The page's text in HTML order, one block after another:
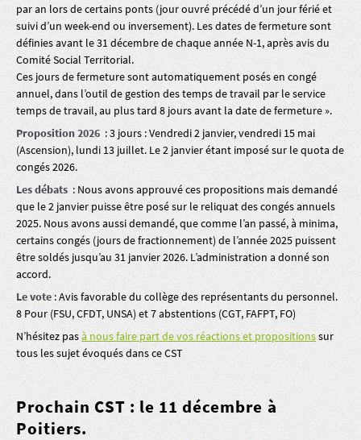
par an lors de certains ponts (jour ouvré précédé d’un jour férié et
suivi d’un week-end ou inversement). Les dates de fermeture sont
définies avant le 31 décembre de chaque année N-1, après avis du
Comité Social Territorial.
Ces jours de fermeture sont automatiquement posés en congé
annuel, dans l’outil de gestion des temps de travail par le service
temps de travail, au plus tard 8 jours avant la date de fermeture ».
Proposition 2026 : 3 jours : Vendredi 2 janvier, vendredi 15 mai
(Ascension), lundi 13 juillet. Le 2 janvier étant imposé sur le quota de
congés 2026.
Les débats : Nous avons approuvé ces propositions mais demandé
que le 2 janvier puisse être posé sur le reliquat des congés annuels
2025. Nous avons aussi demandé, que comme l’an passé, à minima,
certains congés (jours de fractionnement) de l’année 2025 puissent
être soldés jusqu’au 31 janvier 2026. L’administration a donné son
accord.
Le vote : Avis favorable du collège des représentants du personnel.
8 Pour (FSU, CFDT, UNSA) et 7 abstentions (CGT, FAFPT, FO)
N’hésitez pasà nous faire part de vos réactions et propositionssur
tous les sujet évoqués dans ce CST
Prochain CST : le 11 décembre à
Poitiers.